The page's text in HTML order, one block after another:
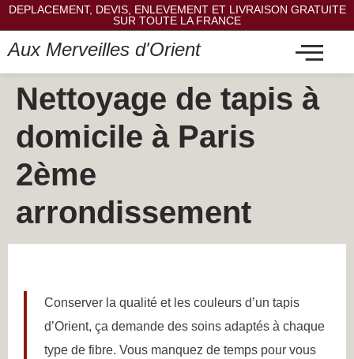
DEPLACEMENT, DEVIS, ENLEVEMENT ET LIVRAISON GRATUITE
SUR TOUTE LA FRANCE
Aux Merveilles d'Orient
Nettoyage de tapis à
domicile à Paris
2ème
arrondissement
Conserver la qualité et les couleurs d’un tapis
d’Orient, ça demande des soins adaptés à chaque
type de fibre. Vous manquez de temps pour vous